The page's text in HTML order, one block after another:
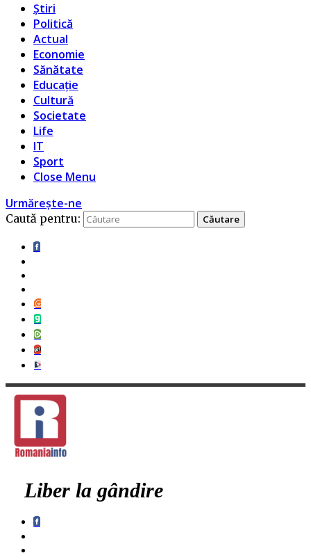
Știri
Politică
Actual
Economie
Sănătate
Educație
Cultură
Societate
Life
IT
Sport
Close Menu
Urmărește-ne
Caută pentru:
Liber la gândire